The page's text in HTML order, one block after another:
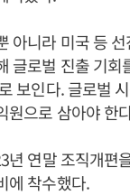
아니라 미국 등
글로벌 진출 기회
보인다. 글로벌
원으로 삼아야 한
년 연말 조직개편
에 착수했다.